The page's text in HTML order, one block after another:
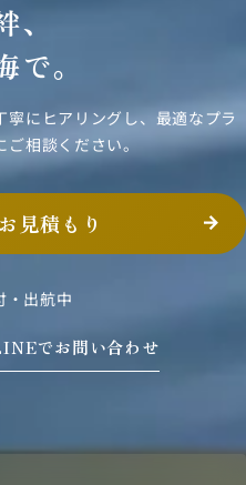
。
にヒアリングし、 最適なプラ
相談ください。
見積もり
・出航中
でお問い合わせ